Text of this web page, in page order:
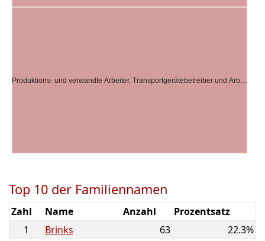
Produktions- und verwandte Arbeiter, Transportgerätebetreiber und Arb…
Top 10 der Familiennamen
Zahl Name Anzahl
Prozentsatz
1
Brinks 63
22.3%